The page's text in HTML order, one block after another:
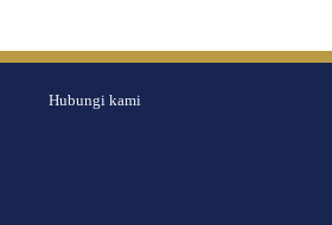
Hubungi kami